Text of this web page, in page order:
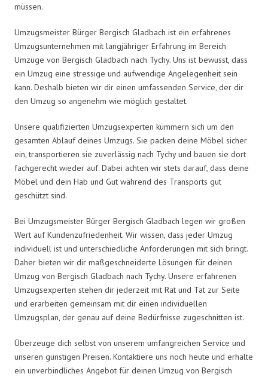
müssen.
Umzugsmeister Bürger Bergisch Gladbach ist ein erfahrenes
Umzugsunternehmen mit langjähriger Erfahrung im Bereich
Umzüge von Bergisch Gladbach nach Tychy. Uns ist bewusst, dass
ein Umzug eine stressige und aufwendige Angelegenheit sein
kann. Deshalb bieten wir dir einen umfassenden Service, der dir
den Umzug so angenehm wie möglich gestaltet.
Unsere qualifizierten Umzugsexperten kümmern sich um den
gesamten Ablauf deines Umzugs. Sie packen deine Möbel sicher
ein, transportieren sie zuverlässig nach Tychy und bauen sie dort
fachgerecht wieder auf. Dabei achten wir stets darauf, dass deine
Möbel und dein Hab und Gut während des Transports gut
geschützt sind.
Bei Umzugsmeister Bürger Bergisch Gladbach legen wir großen
Wert auf Kundenzufriedenheit. Wir wissen, dass jeder Umzug
individuell ist und unterschiedliche Anforderungen mit sich bringt.
Daher bieten wir dir maßgeschneiderte Lösungen für deinen
Umzug von Bergisch Gladbach nach Tychy. Unsere erfahrenen
Umzugsexperten stehen dir jederzeit mit Rat und Tat zur Seite
und erarbeiten gemeinsam mit dir einen individuellen
Umzugsplan, der genau auf deine Bedürfnisse zugeschnitten ist.
Überzeuge dich selbst von unserem umfangreichen Service und
unseren günstigen Preisen. Kontaktiere uns noch heute und erhalte
ein unverbindliches Angebot für deinen Umzug von Bergisch